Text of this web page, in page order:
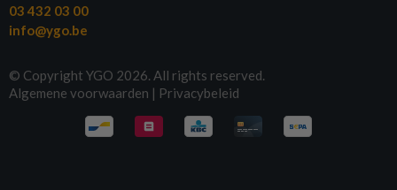
03 432 03 00
info@ygo.be
© Copyright YGO 2026. All rights reserved.
Algemene voorwaarden | Privacybeleid